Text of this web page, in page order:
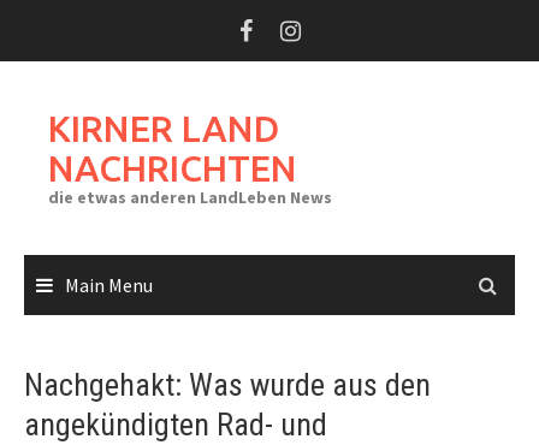
KIRNER LAND
NACHRICHTEN
die etwas anderen LandLeben News
Main Menu
Nachgehakt: Was wurde aus den
angekündigten Rad- und